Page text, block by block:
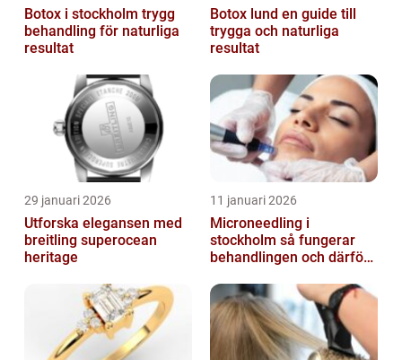
Botox i stockholm trygg
behandling för naturliga
resultat
Botox lund en guide till
trygga och naturliga
resultat
29 januari 2026
Utforska elegansen med
breitling superocean
heritage
11 januari 2026
Microneedling i
stockholm så fungerar
behandlingen och därför